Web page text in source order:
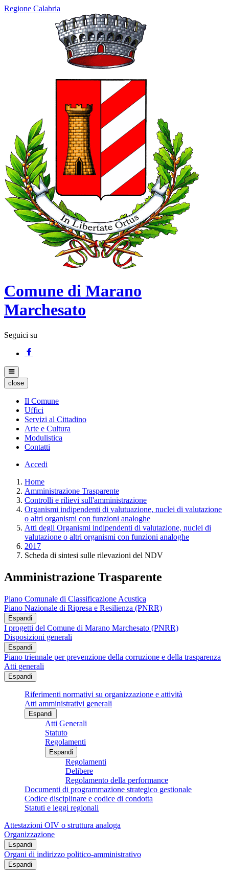
Regione Calabria
Comune di Marano
Marchesato
Seguici su
close
Il Comune
Uffici
Servizi al Cittadino
Arte e Cultura
Modulistica
Contatti
Accedi
Home
Amministrazione Trasparente
Controlli e rilievi sull'amministrazione
Organismi indipendenti di valutuazione, nuclei di valutazione
o altri organismi con funzioni analoghe
Atti degli Organismi indipendenti di valutazione, nuclei di
valutazione o altri organismi con funzioni analoghe
2017
Scheda di sintesi sulle rilevazioni del NDV
Amministrazione Trasparente
Piano Comunale di Classificazione Acustica
Piano Nazionale di Ripresa e Resilienza (PNRR)
Espandi
I progetti del Comune di Marano Marchesato (PNRR)
Disposizioni generali
Espandi
Piano triennale per prevenzione della corruzione e della trasparenza
Atti generali
Espandi
Riferimenti normativi su organizzazione e attività
Atti amministrativi generali
Espandi
Atti Generali
Statuto
Regolamenti
Espandi
Regolamenti
Delibere
Regolamento della performance
Documenti di programmazione strategico gestionale
Codice disciplinare e codice di condotta
Statuti e leggi regionali
Attestazioni OIV o struttura analoga
Organizzazione
Espandi
Organi di indirizzo politico-amministrativo
Espandi